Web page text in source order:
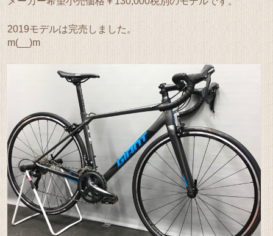
2019モデルは完売しました。
m(__)m